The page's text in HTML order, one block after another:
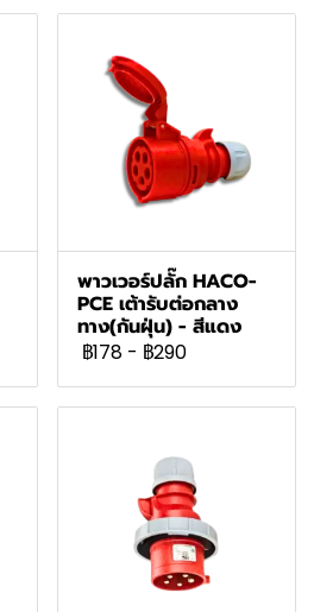
พาวเวอร์ปลั๊ก HACO-
PCE เต้ารับต่อกลาง
ทาง(กันฝุ่น) - สีแดง
฿178 - ฿290